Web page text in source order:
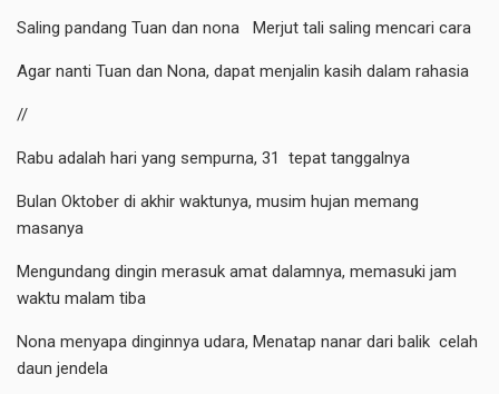
Saling pandang Tuan dan nona Merjut tali saling mencari cara
Agar nanti Tuan dan Nona, dapat menjalin kasih dalam rahasia
//
Rabu adalah hari yang sempurna, 31 tepat tanggalnya
Bulan Oktober di akhir waktunya, musim hujan memang
masanya
Mengundang dingin merasuk amat dalamnya, memasuki jam
waktu malam tiba
Nona menyapa dinginnya udara, Menatap nanar dari balik celah
daun jendela